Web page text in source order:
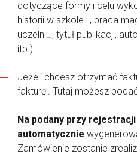
dotyczące formy i celu
historii w szkole…, praca
uczelni…, tytuł publikacji,
itp.).
Jeżeli chcesz otrzymać
fakturę’. Tutaj możesz
Na podany przy
automatycznie
Zamówienie zostanie